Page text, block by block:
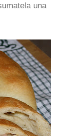
una